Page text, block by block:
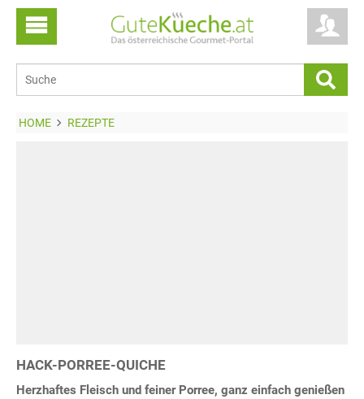
HOME REZEPTE
HACK-PORREE-QUICHE
Herzhaftes Fleisch und feiner Porree, ganz einfach genießen